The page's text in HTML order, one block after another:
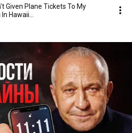
Given Plane Tickets To My
Hawaii...